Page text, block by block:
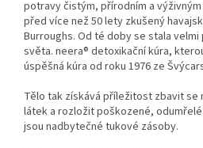
potravy čistým, přírodním a
před více než 50 lety zkušený
Burroughs. Od té doby se stala velmi
světa. neera® detoxikační kúra,
úspěšná kúra od roku 1976 ze
Tělo tak získává příležitost zbavit se
látek a rozložit poškozené,
jsou nadbytečné tukové zásoby.